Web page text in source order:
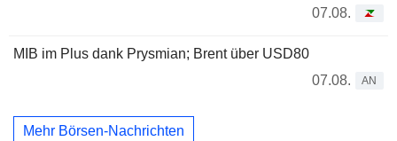
07.08.
MIB im Plus dank Prysmian; Brent über USD80
07.08.
AN
Mehr Börsen-Nachrichten